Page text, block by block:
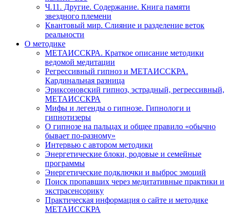
Ч.11. Другие. Содержание. Книга памяти
звездного племени
Квантовый мир. Слияние и разделение веток
реальности
О методике
МЕТАИССКРА. Краткое описание методики
ведомой медитации
Регрессивный гипноз и МЕТАИССКРА.
Кардинальная разница
Эриксоновский гипноз, эстрадный, регрессивный,
МЕТАИССКРА
Мифы и легенды о гипнозе. Гипнологи и
гипнотизеры
О гипнозе на пальцах и общее правило «обычно
бывает по-разному»
Интервью с автором методики
Энергетические блоки, родовые и семейные
программы
Энергетические подключки и выброс эмоций
Поиск пропавших через медитативные практики и
экстрасенсорику
Практическая информация о сайте и методике
МЕТАИССКРА